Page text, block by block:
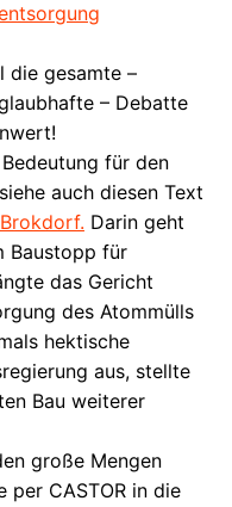
die gesamte –
– Debatte
für den
auch diesen Text
Darin geht
Baustopp für
das Gericht
des Atommülls
hektische
aus, stellte
Bau weiterer
große Mengen
per CASTOR in die